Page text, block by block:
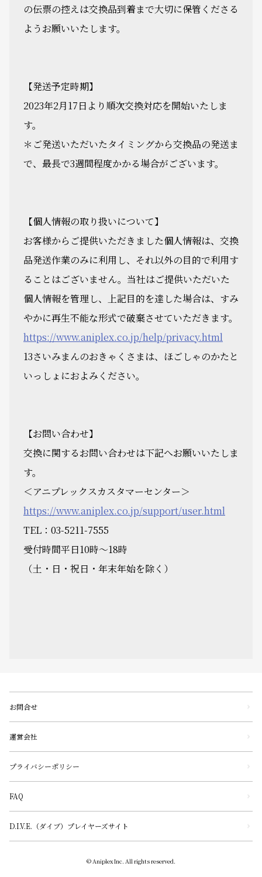
の伝票の控えは交換品到着まで大切に保管くださる
ようお願いいたします。
【発送予定時期】
2023年2月17日より順次交換対応を開始いたしま
す。
＊ご発送いただいたタイミングから交換品の発送ま
で、最長で3週間程度かかる場合がございます。
【個人情報の取り扱いについて】
お客様からご提供いただきました個人情報は、交換
品発送作業のみに利用し、それ以外の目的で利用す
ることはございません。当社はご提供いただいた
個人情報を管理し、上記目的を達した場合は、すみ
やかに再生不能な形式で破棄させていただきます。
https://www.aniplex.co.jp/help/privacy.html
13さいみまんのおきゃくさまは、ほごしゃのかたと
いっしょにおよみください。
【お問い合わせ】
交換に関するお問い合わせは下記へお願いいたしま
す。
＜アニプレックスカスタマーセンター＞
https://www.aniplex.co.jp/support/user.html
TEL：03-5211-7555
受付時間平日10時～18時
（土・日・祝日・年末年始を除く）
お問合せ
運営会社
プライバシーポリシー
FAQ
D.I.V.E.（ダイブ）プレイヤーズサイト
© Aniplex Inc. All rights reserved.